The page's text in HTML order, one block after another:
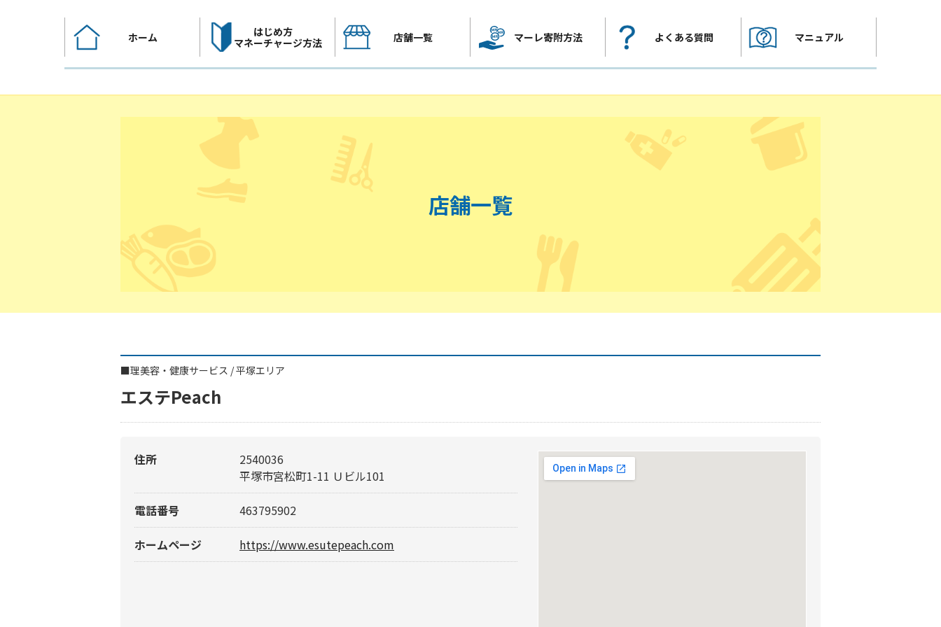
へ
ホーム
はじめ方
マネーチャージ方法
店舗一覧 マーレ寄附方法 よくある質問 マニュアル
店舗一覧
■理美容・健康サービス /平塚エリア
エステPeach
住所
2540036
平塚市宮松町1-11 Ｕビル101
電話番号 463795902
ホームページ https://www.esutepeach.com